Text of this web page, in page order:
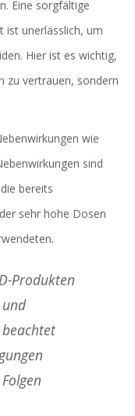
Eine sorgfältige
ist unerlässlich, um
Hier ist es wichtig,
zu vertrauen, sondern
wie
sind
bereits
sehr hohe Dosen
Produkten